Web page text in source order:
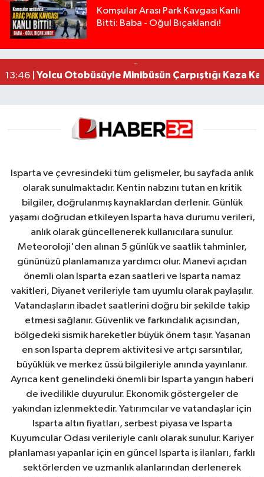
Komşular Arası Park Kavgası Kanlı
Bitti: Baba - Oğul Bıçaklandı!
19:36 |Isparta’da Silah Operasyonu: 165 Tabanca Ele
17:18 |Anız Yangını Kazaya Neden Oldu: 13 Araç
17:08 |Alevlere Teslim Olan Gecekondu Kullanılamaz
13:46 | Yolcu Otobüsüyle Minibüsün Çarpıştığı Kaza
Isparta ve çevresindeki tüm gelişmeler, bu sayfada anlık
olarak sunulmaktadır. Kentin nabzını tutan en kritik
bilgiler, doğrulanmış kaynaklardan derlenir. Günlük
yaşamı doğrudan etkileyen Isparta hava durumu verileri,
anlık olarak güncellenerek kullanıcılara sunulur.
Meteoroloji'den alınan 5 günlük ve saatlik tahminler,
gününüzü planlamanıza yardımcı olur. Manevi açıdan
önemli olan Isparta ezan saatleri ve Isparta namaz
vakitleri, Diyanet verileriyle tam uyumlu olarak paylaşılır.
Vatandaşların ibadet saatlerini doğru bir şekilde takip
etmesi sağlanır. Güvenlik ve farkındalık açısından,
bölgedeki sismik hareketler büyük önem taşır. Yaşanan
en son Isparta deprem aktivitesi ve artçı sarsıntılar,
büyüklük ve merkez üssü bilgileriyle anında yayınlanır.
Ayrıca kent genelindeki önemli bir Isparta yangın haberi
de ivedilikle duyurulur. Ekonomik göstergeler de
yakından izlenmektedir. Yatırımcılar ve vatandaşlar için
Isparta altın fiyatları, serbest piyasa ve Isparta
Kuyumcular Odası verileriyle canlı olarak sunulur. Kariyer
planlaması yapanlar için en güncel Isparta iş ilanları, farklı
sektörlerden ve uzmanlık alanlarından derlenerek